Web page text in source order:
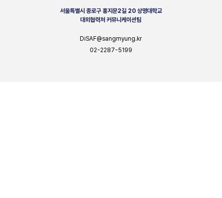
서울특별시 종로구 홍지문2길 20 상명대학교
대외협력처 커뮤니케이션팀
DiSAF@sangmyung.kr
02-2287-5199